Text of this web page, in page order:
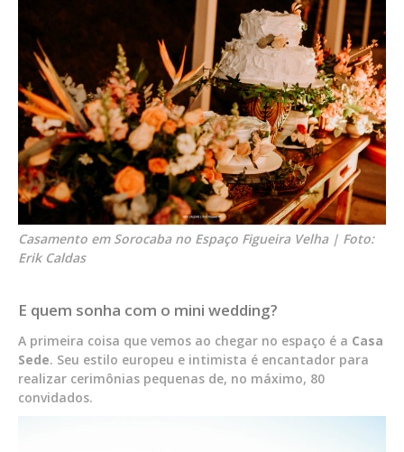
Casamento em Sorocaba no Espaço Figueira Velha | Foto:
Erik Caldas
E quem sonha com o mini wedding?
A primeira coisa que vemos ao chegar no espaço é a Casa
Sede. Seu estilo europeu e intimista é encantador para
realizar cerimônias pequenas de, no máximo, 80
convidados.